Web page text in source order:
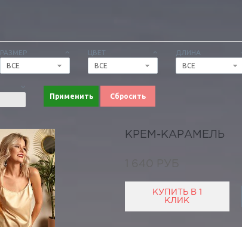
РАЗМЕР
ВСЕ
ЦВЕТ
ВСЕ
ДЛИНА
ВСЕ
Применить Сбросить
КРЕМ-КАРАМЕЛЬ
КУПИТЬ В 1
КЛИК